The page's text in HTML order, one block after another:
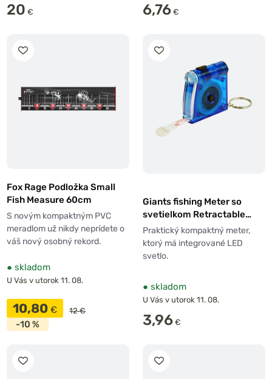
20 € 6,76 €
Fox Rage Podložka Small
Fish Measure 60cm
S novým kompaktným PVC
meradlom už nikdy neprídete o
váš nový osobný rekord.
● skladom
U Vás v utorok 11. 08.
10,80 € 12 €
-10 %
Giants fishing Meter so
svetielkom Retractable
Measuring Tape with Light
100cm
Praktický kompaktný meter,
ktorý má integrované LED
svetlo.
● skladom
U Vás v utorok 11. 08.
3,96 €